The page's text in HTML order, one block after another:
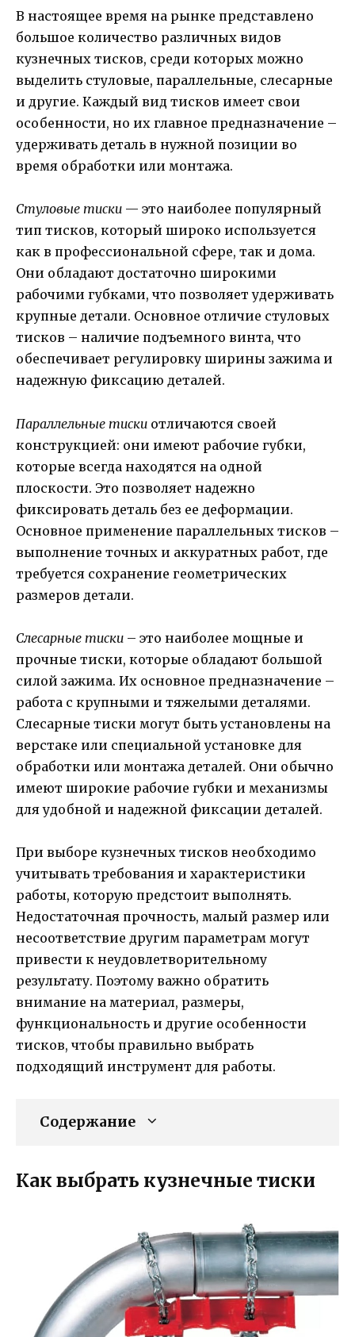
В настоящее время на рынке представлено
большое количество различных видов
кузнечных тисков, среди которых можно
выделить стуловые, параллельные, слесарные
и другие. Каждый вид тисков имеет свои
особенности, но их главное предназначение –
удерживать деталь в нужной позиции во
время обработки или монтажа.
Стуловые тиски — это наиболее популярный
тип тисков, который широко используется
как в профессиональной сфере, так и дома.
Они обладают достаточно широкими
рабочими губками, что позволяет удерживать
крупные детали. Основное отличие стуловых
тисков – наличие подъемного винта, что
обеспечивает регулировку ширины зажима и
надежную фиксацию деталей.
Параллельные тиски отличаются своей
конструкцией: они имеют рабочие губки,
которые всегда находятся на одной
плоскости. Это позволяет надежно
фиксировать деталь без ее деформации.
Основное применение параллельных тисков –
выполнение точных и аккуратных работ, где
требуется сохранение геометрических
размеров детали.
Слесарные тиски – это наиболее мощные и
прочные тиски, которые обладают большой
силой зажима. Их основное предназначение –
работа с крупными и тяжелыми деталями.
Слесарные тиски могут быть установлены на
верстаке или специальной установке для
обработки или монтажа деталей. Они обычно
имеют широкие рабочие губки и механизмы
для удобной и надежной фиксации деталей.
При выборе кузнечных тисков необходимо
учитывать требования и характеристики
работы, которую предстоит выполнять.
Недостаточная прочность, малый размер или
несоответствие другим параметрам могут
привести к неудовлетворительному
результату. Поэтому важно обратить
внимание на материал, размеры,
функциональность и другие особенности
тисков, чтобы правильно выбрать
подходящий инструмент для работы.
Содержание
Как выбрать кузнечные тиски